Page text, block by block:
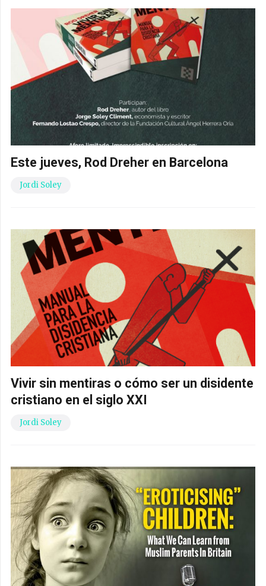
Este jueves, Rod Dreher en Barcelona
Jordi Soley
Vivir sin mentiras o cómo ser un disidente
cristiano en el siglo XXI
Jordi Soley